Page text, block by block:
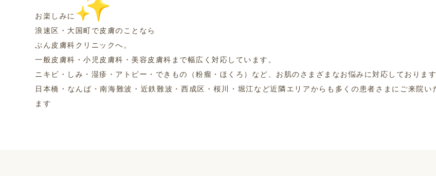
お楽しみに
浪速区・大国町で皮膚のことなら
ぶん皮膚科クリニックへ。
一般皮膚科・小児皮膚科・美容皮膚科まで幅広く対応しています。
ニキビ・しみ・湿疹・アトピー・できもの（粉瘤・ほくろ）など、お肌のさまざまなお悩みに対応しております
日本橋・なんば・南海難波・近鉄難波・西成区・桜川・堀江など近隣エリアからも多くの患者さまにご来院い
ます